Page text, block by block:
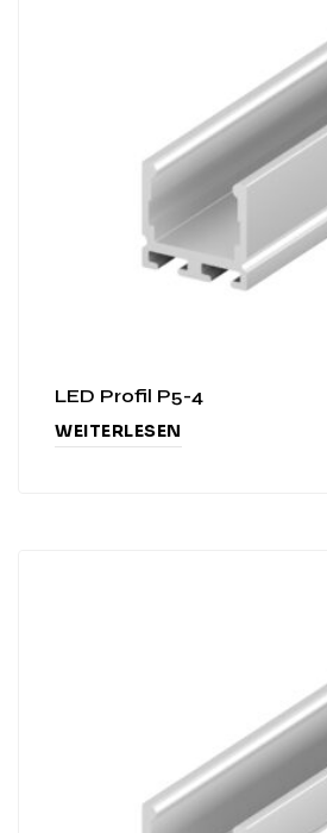
LED Profil P5-4
WEITERLESEN